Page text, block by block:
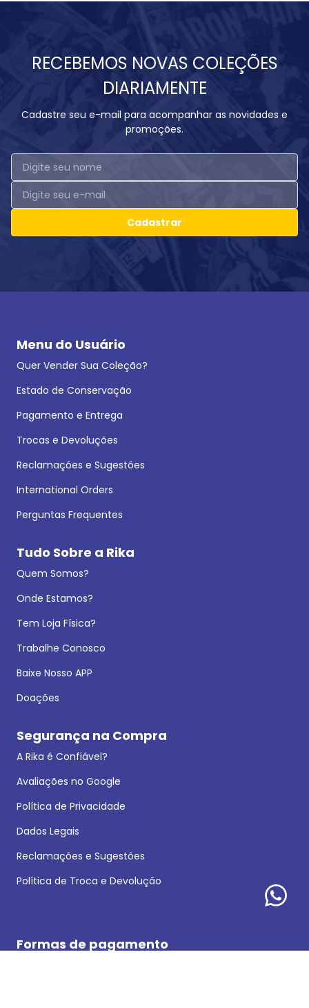
RECEBEMOS NOVAS COLEÇÕES
DIARIAMENTE
Cadastre seu e-mail para acompanhar as novidades e
promoções.
Cadastrar
Menu do Usuário
Quer Vender Sua Coleção?
Estado de Conservação
Pagamento e Entrega
Trocas e Devoluções
Reclamações e Sugestões
International Orders
Perguntas Frequentes
Tudo Sobre a Rika
Quem Somos?
Onde Estamos?
Tem Loja Física?
Trabalhe Conosco
Baixe Nosso APP
Doações
Segurança na Compra
A Rika é Confiável?
Avaliações no Google
Política de Privacidade
Dados Legais
Reclamações e Sugestões
Política de Troca e Devolução
Formas de pagamento